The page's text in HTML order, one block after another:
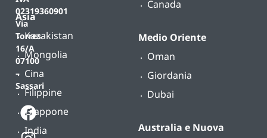
02319360901
Via
Torres
16/A
07100
–
Sassari
Asia
Kazakistan
Mongolia
Cina
Filippine
Giappone
India
Canada
Medio Oriente
Oman
Giordania
Dubai
Australia e Nuova